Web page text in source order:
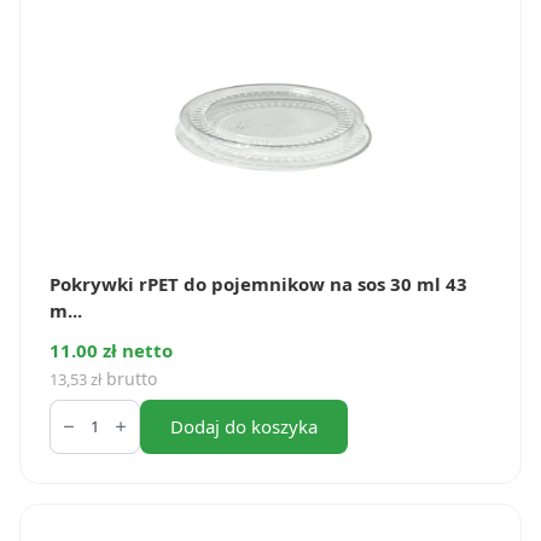
Pokrywki rPET do pojemnikow na sos 30 ml 43
m...
11.00 zł netto
13,53zł brutto
ilość
Pokrywki
rPET
Dodaj do koszyka